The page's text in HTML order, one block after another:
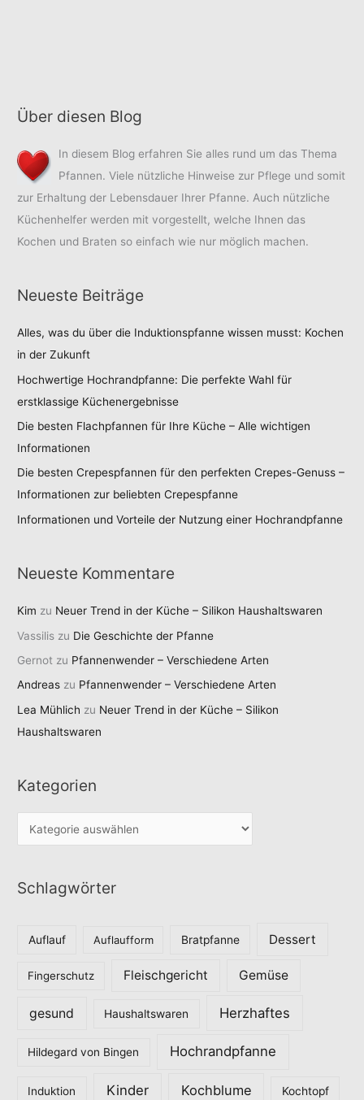
Über diesen Blog
In diesem Blog erfahren Sie alles rund um das Thema
Pfannen. Viele nützliche Hinweise zur Pflege und somit
zur Erhaltung der Lebensdauer Ihrer Pfanne. Auch nützliche
Küchenhelfer werden mit vorgestellt, welche Ihnen das
Kochen und Braten so einfach wie nur möglich machen.
Neueste Beiträge
Alles, was du über die Induktionspfanne wissen musst: Kochen
in der Zukunft
Hochwertige Hochrandpfanne: Die perfekte Wahl für
erstklassige Küchenergebnisse
Die besten Flachpfannen für Ihre Küche – Alle wichtigen
Informationen
Die besten Crepespfannen für den perfekten Crepes-Genuss –
Informationen zur beliebten Crepespfanne
Informationen und Vorteile der Nutzung einer Hochrandpfanne
Neueste Kommentare
Kim zu Neuer Trend in der Küche – Silikon Haushaltswaren
Vassilis zu Die Geschichte der Pfanne
Gernot zu Pfannenwender – Verschiedene Arten
Andreas zu Pfannenwender – Verschiedene Arten
Lea Mühlich zu Neuer Trend in der Küche – Silikon
Haushaltswaren
Kategorien
a
e
Schlagwörter
Auflauf Auflaufform Bratpfanne Dessert
Fingerschutz Fleischgericht Gemüse
gesund Haushaltswaren Herzhaftes
Hildegard von Bingen Hochrandpfanne
Induktion Kinder Kochblume Kochtopf